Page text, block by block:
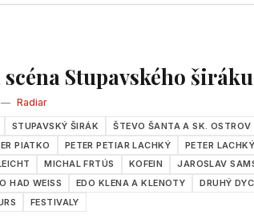
Stupavského širáku
— Radiar
STUPAVSKÝ ŠIRÁK ŠTEVO ŠANTA A SK. OSTROV
PIATKO PETER PETIAR LACHKÝ PETER LACHKÝ
MICHAL FRTÚS KOFEIN JAROSLAV
HAD WEISS EDO KLENA A KLENOTY DRUHÝ
FESTIVALY